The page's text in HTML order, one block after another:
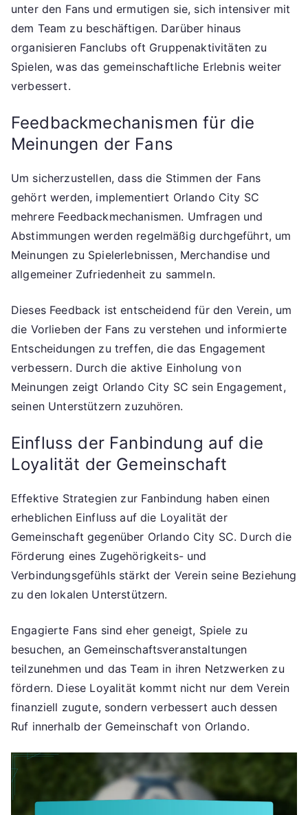
unter den Fans und ermutigen sie, sich intensiver mit
dem Team zu beschäftigen. Darüber hinaus
organisieren Fanclubs oft Gruppenaktivitäten zu
Spielen, was das gemeinschaftliche Erlebnis weiter
verbessert.
Feedbackmechanismen für die
Meinungen der Fans
Um sicherzustellen, dass die Stimmen der Fans
gehört werden, implementiert Orlando City SC
mehrere Feedbackmechanismen. Umfragen und
Abstimmungen werden regelmäßig durchgeführt, um
Meinungen zu Spielerlebnissen, Merchandise und
allgemeiner Zufriedenheit zu sammeln.
Dieses Feedback ist entscheidend für den Verein, um
die Vorlieben der Fans zu verstehen und informierte
Entscheidungen zu treffen, die das Engagement
verbessern. Durch die aktive Einholung von
Meinungen zeigt Orlando City SC sein Engagement,
seinen Unterstützern zuzuhören.
Einfluss der Fanbindung auf die
Loyalität der Gemeinschaft
Effektive Strategien zur Fanbindung haben einen
erheblichen Einfluss auf die Loyalität der
Gemeinschaft gegenüber Orlando City SC. Durch die
Förderung eines Zugehörigkeits- und
Verbindungsgefühls stärkt der Verein seine Beziehung
zu den lokalen Unterstützern.
Engagierte Fans sind eher geneigt, Spiele zu
besuchen, an Gemeinschaftsveranstaltungen
teilzunehmen und das Team in ihren Netzwerken zu
fördern. Diese Loyalität kommt nicht nur dem Verein
finanziell zugute, sondern verbessert auch dessen
Ruf innerhalb der Gemeinschaft von Orlando.